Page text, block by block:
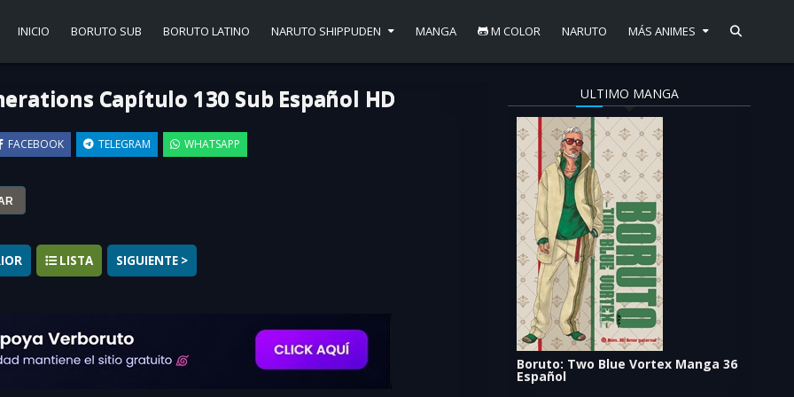
INICIO BORUTO SUB BORUTO LATINO NARUTO SHIPPUDEN MANGA M COLOR NARUTO MÁS ANIMES
Capítulo 130 Sub Español HD
FACEBOOK TELEGRAM WHATSAPP
▶
LISTA SIGUIENTE >
te gustó este capítulo, no olvides recomendar a todos tus amigos que vean Boruto 130
ULTIMO MANGA
Boruto: Two Blue Vortex Manga 36
Español